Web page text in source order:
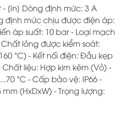
[In] Dòng định mức: 3 A
định mức chịu được điện áp:
áp suất: 10 bar - Loại mạch
lỏng được kiểm soát:
°C) - Kết nối điện: Đầu kẹp
Chất liệu: Hợp kim kẽm (Vỏ) -
°C - Cấp bảo vệ: IP66 -
(HxDxW) - Trọng lượng: